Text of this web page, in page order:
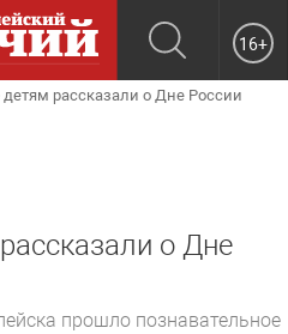
16+
рассказали о Дне России
о Дне
прошло познавательное